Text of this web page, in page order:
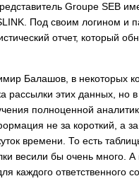
Groupe SЕВ
Под своим логином и
отчет, который
Балашов, в некоторых
рассылки этих данных, но
полноценной
не за короткий, а
времени. То есть та
весили бы очень много. А
каждого ответственного